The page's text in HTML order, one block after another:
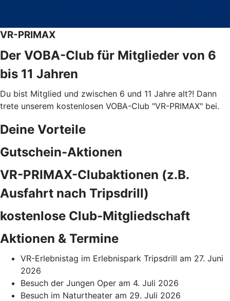
VR-PRIMAX
Der VOBA-Club für Mitglieder von 6
bis 11 Jahren
Du bist Mitglied und zwischen 6 und 11 Jahre alt?! Dann
trete unserem kostenlosen VOBA-Club "VR-PRIMAX" bei.
Deine Vorteile
Gutschein-Aktionen
VR-PRIMAX-Clubaktionen (z.B.
Ausfahrt nach Tripsdrill)
kostenlose Club-Mitgliedschaft
Aktionen & Termine
VR-Erlebnistag im Erlebnispark Tripsdrill am 27. Juni
2026
Besuch der Jungen Oper am 4. Juli 2026
Besuch im Naturtheater am 29. Juli 2026